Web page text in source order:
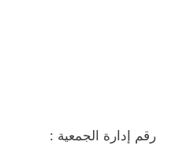
رقم إدارة الجمعية :